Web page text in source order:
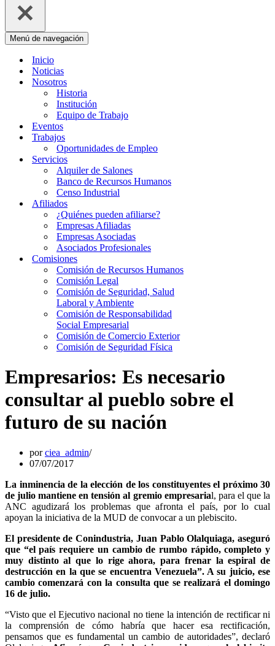
Menú de navegación
Inicio
Noticias
Nosotros
Historia
Institución
Equipo de Trabajo
Eventos
Trabajos
Oportunidades de Empleo
Servicios
Alquiler de Salones
Banco de Recursos Humanos
Censo Industrial
Afiliados
¿Quiénes pueden afiliarse?
Empresas Afiliadas
Empresas Asociadas
Asociados Profesionales
Comisiones
Comisión de Recursos Humanos
Comisión Legal
Comisión de Seguridad, Salud
Laboral y Ambiente
Comisión de Responsabilidad
Social Empresarial
Comisión de Comercio Exterior
Comisión de Seguridad Física
Empresarios: Es necesario
consultar al pueblo sobre el
futuro de su nación
porciea_admin
07/07/2017
La inminencia de la elección de los constituyentes el próximo 30
de julio mantiene en tensión al gremio empresarial, para el que la
ANC agudizará los problemas que afronta el país, por lo cual
apoyan la iniciativa de la MUD de convocar a un plebiscito.
El presidente de Conindustria, Juan Pablo Olalquiaga, aseguró
que “el país requiere un cambio de rumbo rápido, completo y
muy distinto al que lo rige ahora, para frenar la espiral de
destrucción en la que se encuentra Venezuela”. A su juicio, ese
cambio comenzará con la consulta que se realizará el domingo
16 de julio.
“Visto que el Ejecutivo nacional no tiene la intención de rectificar ni
la comprensión de cómo habría que hacer esa rectificación,
pensamos que es fundamental un cambio de autoridades”, declaró